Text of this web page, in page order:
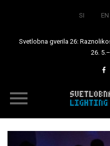
SI EN
Svetlobna gverila 26:
26.